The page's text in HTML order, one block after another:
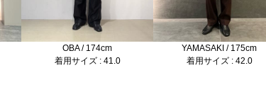
OBA / 174cm
着用サイズ : 41.0
YAMASAKI / 175cm
着用サイズ : 42.0